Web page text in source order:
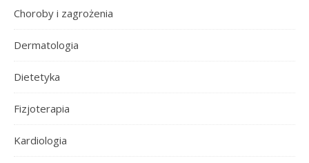
Choroby i zagrożenia
Dermatologia
Dietetyka
Fizjoterapia
Kardiologia